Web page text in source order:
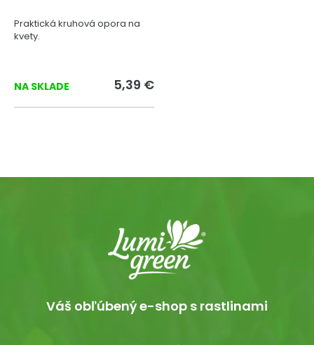
Praktická kruhová opora na
kvety.
NA SKLADE 5,39 €
Váš obľúbený e-shop s rastlinami